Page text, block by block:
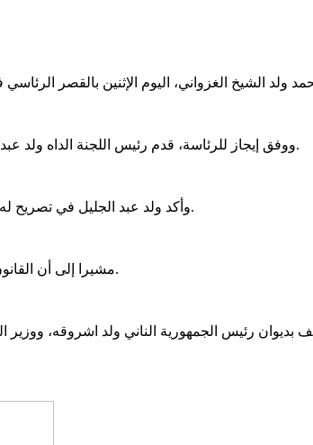
ووفق إيجاز للرئاسة، قدم رئيس اللجنة الداه ولد عبد الجليل، تقريرا مفصلا للرئيس ولد الشيخ الغزواني عن الاستحقاقات الرئاسية الماضية.
وأكد ولد عبد الجليل في تصريح له بعد اللقاء، أن الرئيس أطلع خلاله على تقرير واف عن كيفية إجراء الانتخابات الماضية.
مشيرا إلى أن القانون يلزم اللجنة بتقديم تقرير مفصل، عن أي استحقاق انتخابي بعد ثلاثة أشهر من تنظيمه.